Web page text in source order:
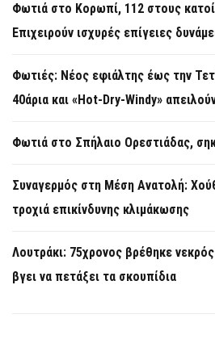
Φωτιά στο Κορωπί, 112 στους
Επιχειρούν ισχυρές επίγειες
Φωτιές: Νέος εφιάλτης έως την
40άρια και «Hot-Dry-Windy»
Φωτιά στο Σπήλαιο Ορεστιάδας,
Συναγερμός στη Μέση Ανατολή:
τροχιά επικίνδυνης κλιμάκωσης
Λουτράκι: 75χρονος βρέθηκε
βγει να πετάξει τα σκουπίδια